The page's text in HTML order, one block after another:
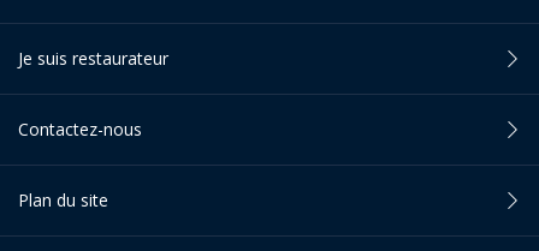
Je suis restaurateur
Contactez-nous
Plan du site